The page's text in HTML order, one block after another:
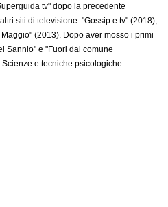
tv" dopo la precedente
siti di televisione: "Gossip e tv" (2018);
(2013). Dopo aver mosso i primi
Sannio" e "Fuori dal comune
e tecniche psicologiche